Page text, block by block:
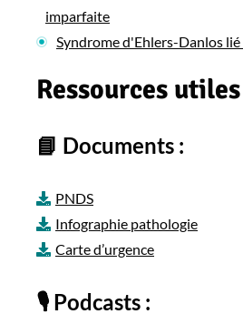
imparfaite
Syndrome d'Ehlers-Danlos lié
Ressources
📘 Documents :
PNDS
Infographie pathologie
Carte d’urgence
🎙️ Podcasts :